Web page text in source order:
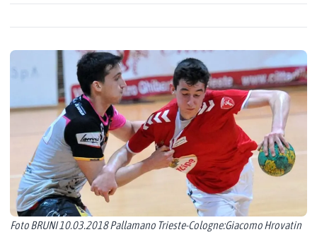
Foto BRUNI 10.03.2018 Pallamano Trieste-Cologne:Giacomo Hrovatin